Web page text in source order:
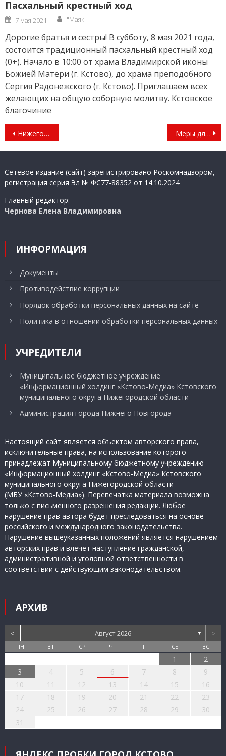
Пасхальный крестный ход
Posted
on
7 мая 2021 Author
"Маяк"
Дорогие братья и сестры! В субботу, 8 мая 2021 года,
состоится традиционный пасхальный крестный ход
(0+). Начало в 10:00 от храма Владимирской иконы
Божией Матери (г. Кстово), до храма преподобного
Сергия Радонежского (г. Кстово). Приглашаем всех
желающих на общую соборную молитву. Кстовское
благочиние
Навигация
по
Нижегородская область входит в тройку лидеров по количеству инициатив, заявленных на форум «Сильные идеи для нового времени» Меры для стабилизации экономики
Сетевое издание (сайт) зарегистрировано Роскомнадзором,
регистрация серия Эл № ФС77-88352 от 14.10.2024
Главный редактор:
Чернова Елена Владимировна
ИНФОРМАЦИЯ
Документы
Противодействие коррупции
Порядок обработки персональных данных на сайте
Политика в отношении обработки персональных данных
УЧРЕДИТЕЛИ
Муниципальное бюджетное учреждение
«Информационный холдинг «Кстово-Медиа» Кстовского
муниципального округа Нижегородской области
Администрация города Нижнего Новгорода
Настоящий сайт является объектом авторского права,
исключительные права, на использование которого
принадлежат Муниципальному бюджетному учреждению
«Информационный холдинг «Кстово-Медиа» Кстовского
муниципального округа Нижегородской области
(МБУ «Кстово-Медиа»). Перепечатка материала возможна
только с письменного разрешения редакции. Любое
нарушение прав автора будет преследоваться на основе
российского и международного законодательства.
Нарушение вышеуказанных положений является нарушением
авторских прав и влечет наступление гражданской,
административной и уголовной ответственности в
соответствии с действующим законодательством.
АРХИВ
< Август 2026 ▼ >
ПН ВТ СР ЧТ ПТ СБ ВС
1
2
3
4 5 6 7 8
9
10
11 12 13 14 15
16
17
18 19 20 21 22
23
24
25 26 27 28 29
30
31